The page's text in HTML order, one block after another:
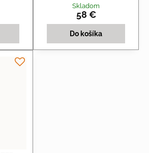
Skladom
58 €
Do košíka